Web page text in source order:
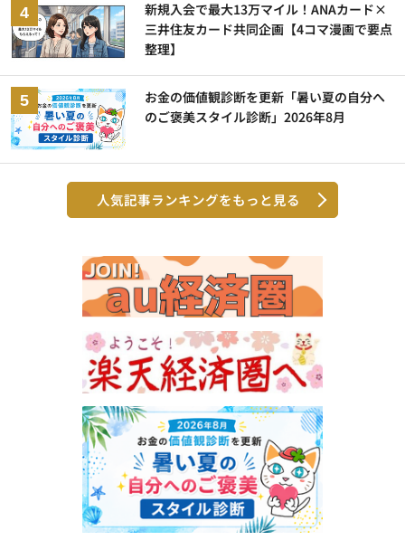
新規入会で最大13万マイル！ANAカード×
三井住友カード共同企画【4コマ漫画で要点
整理】
お金の価値観診断を更新「暑い夏の自分へ
のご褒美スタイル診断」2026年8月
人気記事ランキングをもっと見る